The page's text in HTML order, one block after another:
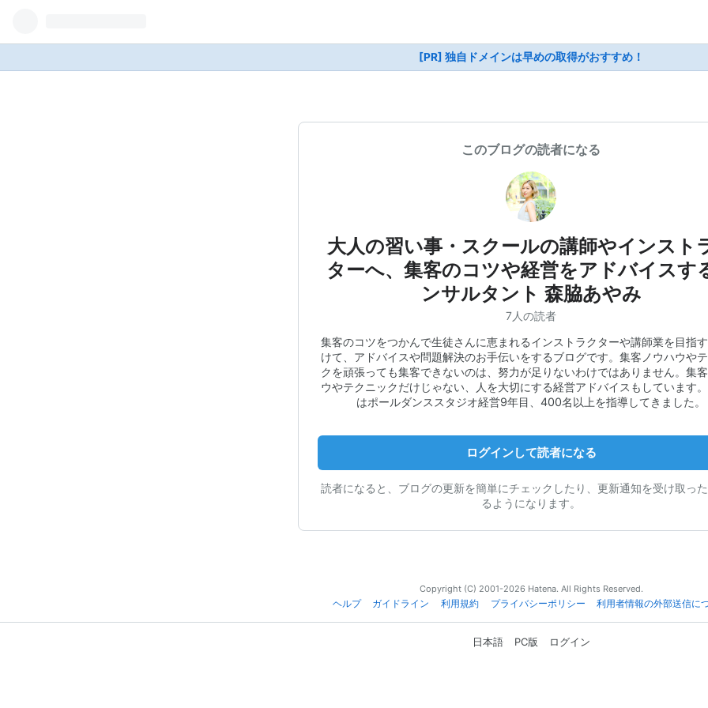
[PR] 独自ドメインは早めの取得がおすすめ！
このブログの読者になる
大人の習い事・スクールの講師やインスト
ターへ、集客のコツや経営をアドバイスす
ンサルタント 森脇あやみ
7人の読者
集客のコツをつかんで生徒さんに恵まれるインストラクターや講師業を目指
けて、アドバイスや問題解決のお手伝いをするブログです。集客ノウハウや
クを頑張っても集客できないのは、努力が足りないわけではありません。集
ウやテクニックだけじゃない、人を大切にする経営アドバイスもしています
はポールダンススタジオ経営9年目、400名以上を指導してきました。
ログインして読者になる
読者になると、ブログの更新を簡単にチェックしたり、更新通知を受け取っ
るようになります。
Copyright (C) 2001-2026 Hatena. All Rights Reserved.
ヘルプ
ガイドライン 利用規約 プライバシーポリシー 利用者情報の外部送信に
日本語 PC版 ログイン